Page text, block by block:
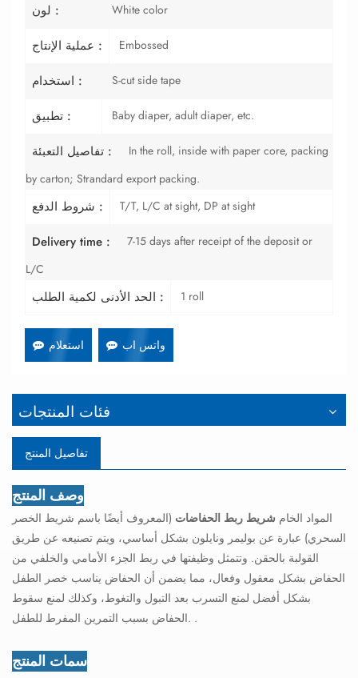
لون : White color
عملية الإنتاج : Embossed
استخدام : S-cut side tape
تطبيق : Baby diaper, adult diaper, etc.
تفاصيل التعبئة :
In the roll, inside with paper core, packing
by carton; Strandard export packing.
شروط الدفع : T/T, L/C at sight, DP at sight
Delivery time :
7-15 days after receipt of the deposit or
L/C
الحد الأدنى لكمية الطلب : 1 roll
استعلام واتس اب
فئات المنتجات
تفاصيل المنتج
وصف المنتج
المواد الخام شريط ربط الحفاضات (المعروف أيضًا باسم شريط الخصر
السحري) عبارة عن بوليمر ونايلون بشكل أساسي، ويتم تصنيعه عن طريق
القولبة بالحقن. وتتمثل وظيفتها في ربط الجزء الأمامي والخلفي من
الحفاض بشكل معقول وفعال، مما يضمن أن الحفاض يناسب خصر الطفل
بشكل أفضل لمنع التسرب بعد التبول والتغوط، وكذلك لمنع سقوط
الحفاض بسبب التمرين المفرط للطفل. .
سمات المنتج